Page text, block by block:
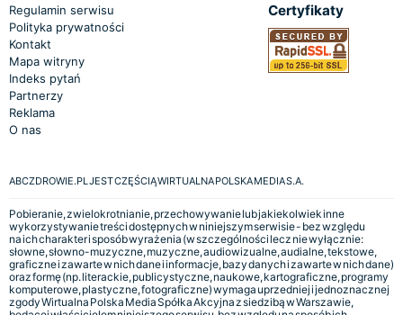
Regulamin serwisu
Polityka prywatności
Kontakt
Mapa witryny
Indeks pytań
Partnerzy
Reklama
O nas
Certyfikaty
ABCZDROWIE.PL JEST CZĘŚCIĄ WIRTUALNA POLSKA MEDIA S.A.
Pobieranie, zwielokrotnianie, przechowywanie lub jakiekolwiek inne
wykorzystywanie treści dostępnych w niniejszym serwisie - bez względu
na ich charakter i sposób wyrażenia (w szczególności lecz nie wyłącznie:
słowne, słowno-muzyczne, muzyczne, audiowizualne, audialne, tekstowe,
graficzne i zawarte w nich dane i informacje, bazy danych i zawarte w nich dane)
oraz formę (np. literackie, publicystyczne, naukowe, kartograficzne, programy
komputerowe, plastyczne, fotograficzne) wymaga uprzedniej i jednoznacznej
zgody Wirtualna Polska Media Spółka Akcyjna z siedzibą w Warszawie,